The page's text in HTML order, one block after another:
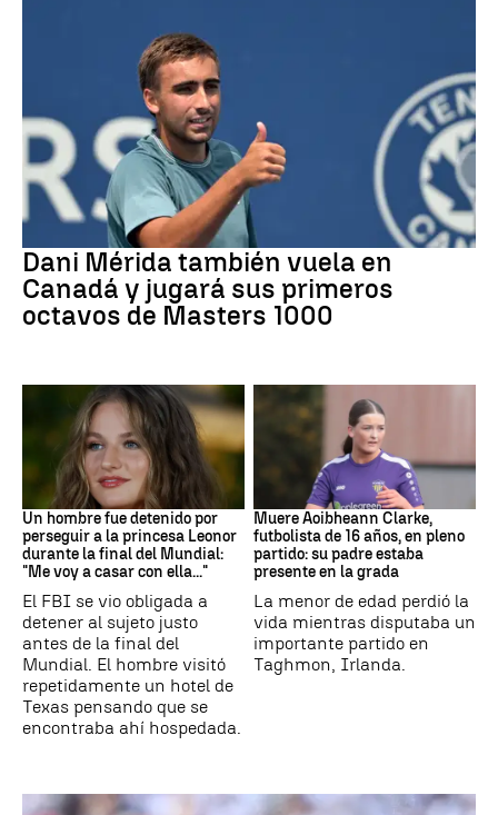
Dani Mérida también vuela en
Canadá y jugará sus primeros
octavos de Masters 1000
Mundial 2026
Un hombre fue detenido por
perseguir a la princesa Leonor
durante la final del Mundial:
"Me voy a casar con ella..."
El FBI se vio obligada a
detener al sujeto justo
antes de la final del
Mundial. El hombre visitó
repetidamente un hotel de
Texas pensando que se
encontraba ahí hospedada.
Muere Aoibheann Clarke,
futbolista de 16 años, en pleno
partido: su padre estaba
presente en la grada
La menor de edad perdió la
vida mientras disputaba un
importante partido en
Taghmon, Irlanda.